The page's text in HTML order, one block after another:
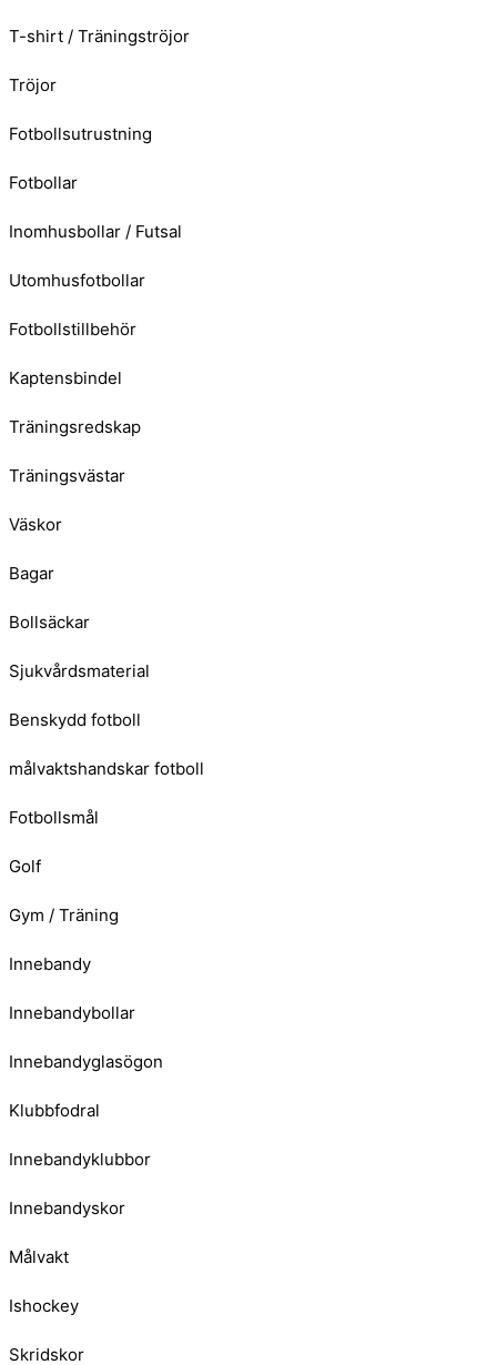
T-shirt / Träningströjor
Tröjor
Fotbollsutrustning
Fotbollar
Inomhusbollar / Futsal
Utomhusfotbollar
Fotbollstillbehör
Kaptensbindel
Träningsredskap
Träningsvästar
Väskor
Bagar
Bollsäckar
Sjukvårdsmaterial
Benskydd fotboll
målvaktshandskar fotboll
Fotbollsmål
Golf
Gym / Träning
Innebandy
Innebandybollar
Innebandyglasögon
Klubbfodral
Innebandyklubbor
Innebandyskor
Målvakt
Ishockey
Skridskor